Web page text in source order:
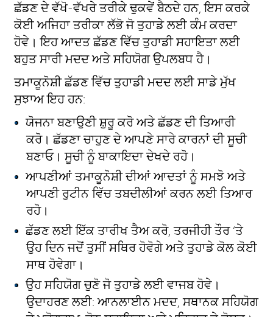
ਛੱਡਣ ਦੇ ਵੱਖੋ-ਵੱਖਰੇ ਤਰੀਕੇ ਢੁਕਵੇਂ ਬੈਠਦੇ ਹਨ, ਇਸ ਕਰਕੇ
ਕੋਈ ਅਜਿਹਾ ਤਰੀਕਾ ਲੱਭੋ ਜੋ ਤੁਹਾਡੇ ਲਈ ਕੰਮ ਕਰਦਾ
ਹੋਵੇ। ਇਹ ਆਦਤ ਛੱਡਣ ਵਿੱਚ ਤੁਹਾਡੀ ਸਹਾਇਤਾ ਲਈ
ਬਹੁਤ ਸਾਰੀ ਮਦਦ ਅਤੇ ਸਹਿਯੋਗ ਉਪਲਬਧ ਹੈ।
ਤਮਾਕੂਨੋਸ਼ੀ ਛੱਡਣ ਵਿੱਚ ਤੁਹਾਡੀ ਮਦਦ ਲਈ ਸਾਡੇ ਮੁੱਖ
ਸੁਝਾਅ ਇਹ ਹਨ:
ਯੋਜਨਾ ਬਣਾਉਣੀ ਸ਼ੁਰੂ ਕਰੋ ਅਤੇ ਛੱਡਣ ਦੀ ਤਿਆਰੀ
ਕਰੋ। ਛੱਡਣਾ ਚਾਹੁਣ ਦੇ ਆਪਣੇ ਸਾਰੇ ਕਾਰਨਾਂ ਦੀ ਸੂਚੀ
ਬਣਾਓ। ਸੂਚੀ ਨੂੰ ਬਾਕਾਇਦਾ ਦੇਖਦੇ ਰਹੋ।
ਆਪਣੀਆਂ ਤਮਾਕੂਨੋਸ਼ੀ ਦੀਆਂ ਆਦਤਾਂ ਨੂੰ ਸਮਝੋ ਅਤੇ
ਆਪਣੀ ਰੁਟੀਨ ਵਿੱਚ ਤਬਦੀਲੀਆਂ ਕਰਨ ਲਈ ਤਿਆਰ
ਰਹੋ।
ਛੱਡਣ ਲਈ ਇੱਕ ਤਾਰੀਖ ਤੈਅ ਕਰੋ, ਤਰਜੀਹੀ ਤੌਰ ‘ਤੇ
ਉਹ ਦਿਨ ਜਦੋਂ ਤੁਸੀਂ ਸਥਿਰ ਹੋਵੋਗੇ ਅਤੇ ਤੁਹਾਡੇ ਕੋਲ ਕੋਈ
ਸਾਥ ਹੋਵੇਗਾ।
ਉਹ ਸਹਿਯੋਗ ਚੁਣੋ ਜੋ ਤੁਹਾਡੇ ਲਈ ਵਾਜਬ ਹੋਵੇ।
ਉਦਾਹਰਣ ਲਈ: ਆਨਲਾਈਨ ਮਦਦ, ਸਥਾਨਕ ਸਹਿਯੋਗ